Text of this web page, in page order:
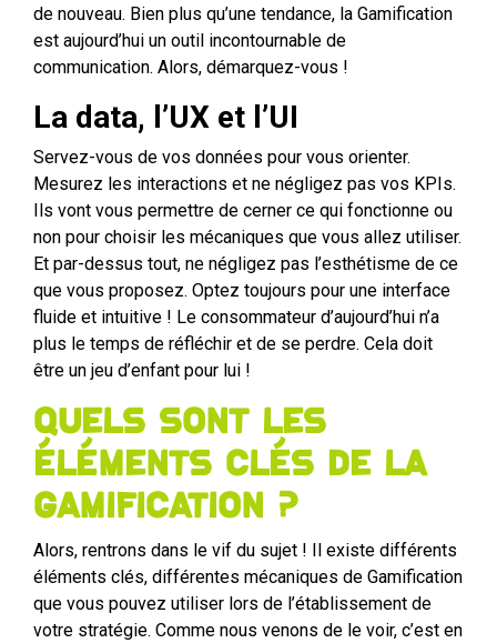
de nouveau. Bien plus qu’une tendance, la Gamification
est aujourd’hui un outil incontournable de
communication. Alors, démarquez-vous !
La data, l’UX et l’UI
Servez-vous de vos données pour vous orienter.
Mesurez les interactions et ne négligez pas vos KPIs.
Ils vont vous permettre de cerner ce qui fonctionne ou
non pour choisir les mécaniques que vous allez utiliser.
Et par-dessus tout, ne négligez pas l’esthétisme de ce
que vous proposez. Optez toujours pour une interface
fluide et intuitive ! Le consommateur d’aujourd’hui n’a
plus le temps de réfléchir et de se perdre. Cela doit
être un jeu d’enfant pour lui !
Quels sont les
éléments clés de la
Gamification ?
Alors, rentrons dans le vif du sujet ! Il existe différents
éléments clés, différentes mécaniques de Gamification
que vous pouvez utiliser lors de l’établissement de
votre stratégie. Comme nous venons de le voir, c’est en